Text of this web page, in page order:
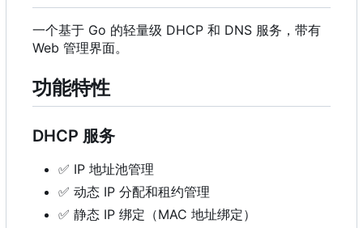
一个基于 Go 的轻量级 DHCP 和 DNS 服务，带有
Web 管理界面。
功能特性
DHCP 服务
✅ IP 地址池管理
✅ 动态 IP 分配和租约管理
✅ 静态 IP 绑定（MAC 地址绑定）